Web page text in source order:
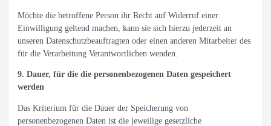
Möchte die betroffene Person ihr Recht auf Widerruf einer
Einwilligung geltend machen, kann sie sich hierzu jederzeit an
unseren Datenschutzbeauftragten oder einen anderen Mitarbeiter des
für die Verarbeitung Verantwortlichen wenden.
9. Dauer, für die die personenbezogenen Daten gespeichert
werden
Das Kriterium für die Dauer der Speicherung von
personenbezogenen Daten ist die jeweilige gesetzliche